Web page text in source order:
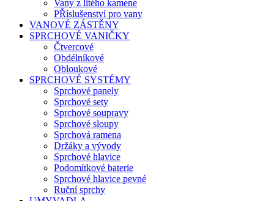
Vany z litého kamene
PŘíslušenství pro vany
VANOVÉ ZÁSTĚNY
SPRCHOVÉ VANIČKY
Čtvercové
Obdélníkové
Obloukové
SPRCHOVÉ SYSTÉMY
Sprchové panely
Sprchové sety
Sprchové soupravy
Sprchové sloupy
Sprchová ramena
Držáky a vývody
Sprchové hlavice
Podomítkové baterie
Sprchové hlavice pevné
Ruční sprchy